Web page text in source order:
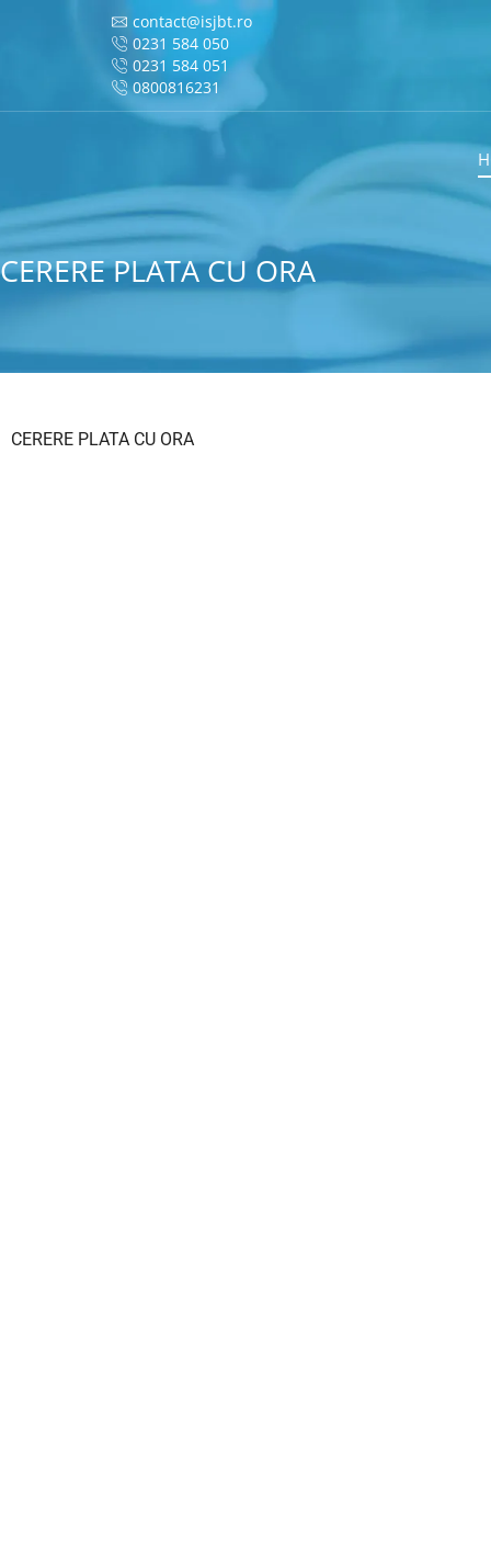
contact@isjbt.ro
0231 584 050
0231 584 051
0800816231
CERERE PLATA CU ORA
CERERE PLATA CU ORA